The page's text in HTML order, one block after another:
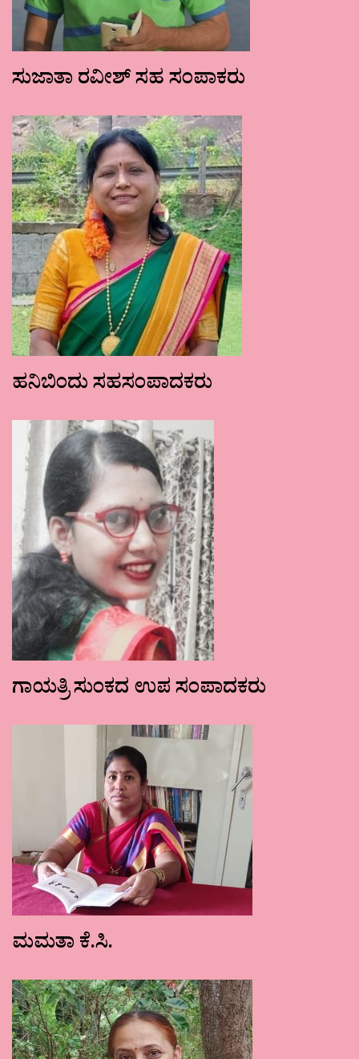
ಸುಜಾತಾ ರವೀಶ್ ಸಹ ಸಂಪಾಕರು
ಹನಿಬಿಂದು ಸಹಸಂಪಾದಕರು
ಗಾಯತ್ರಿ ಸುಂಕದ ಉಪ ಸಂಪಾದಕರು
ಮಮತಾ ಕೆ.ಸಿ.